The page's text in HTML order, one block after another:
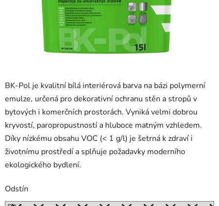
BK-Pol je kvalitní bílá interiérová barva na bázi polymerní
emulze, určená pro dekorativní ochranu stěn a stropů v
bytových i komerčních prostorách. Vyniká velmi dobrou
kryvostí, paropropustností a hluboce matným vzhledem.
Díky nízkému obsahu VOC (< 1 g/l) je šetrná k zdraví i
životnímu prostředí a splňuje požadavky moderního
ekologického bydlení.
Odstín